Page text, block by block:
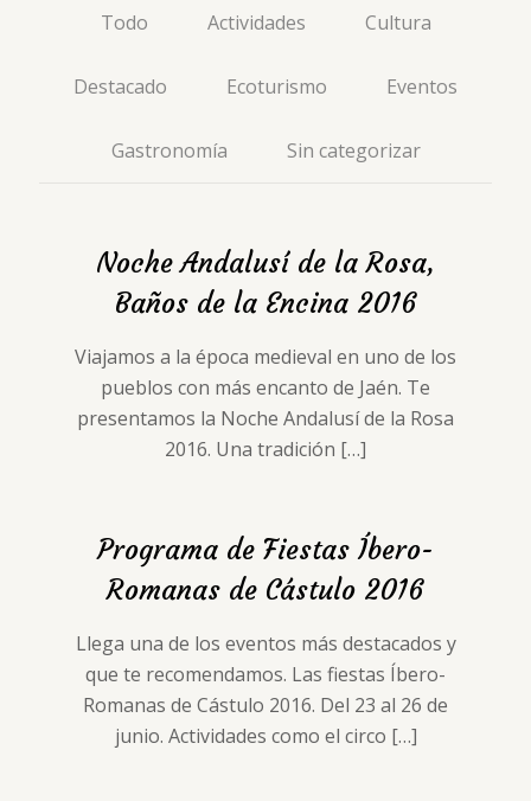
Todo Actividades Cultura
Destacado Ecoturismo Eventos
Gastronomía Sin categorizar
Noche Andalusí de la Rosa,
Baños de la Encina 2016
Viajamos a la época medieval en uno de los
pueblos con más encanto de Jaén. Te
presentamos la Noche Andalusí de la Rosa
2016. Una tradición […]
Programa de Fiestas Íbero-
Romanas de Cástulo 2016
Llega una de los eventos más destacados y
que te recomendamos. Las fiestas Íbero-
Romanas de Cástulo 2016. Del 23 al 26 de
junio. Actividades como el circo […]